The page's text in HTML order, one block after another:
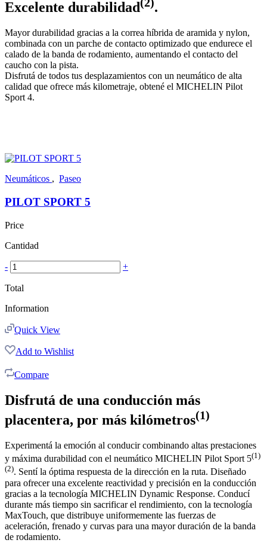
Excelente durabilidad .
Mayor durabilidad gracias a la correa híbrida de aramida y nylon,
combinada con un parche de contacto optimizado que endurece el
calado de la banda de rodamiento, aumentando el contacto del
caucho con la pista.
Disfrutá de todos tus desplazamientos con un neumático de alta
calidad que ofrece más kilometraje, obtené el MICHELIN Pilot
Sport 4.
Neumáticos , Paseo
PILOT SPORT 5
Price
Cantidad
- +
Total
Information
Quick View
Add to Wishlist
Compare
Disfrutá de una conducción más
placentera, por más kilómetros(1)
Experimentá la emoción al conducir combinando altas prestaciones
y máxima durabilidad con el neumático MICHELIN Pilot Sport 5(1)
(2). Sentí la óptima respuesta de la dirección en la ruta. Diseñado
para ofrecer una excelente reactividad y precisión en la conducción
gracias a la tecnología MICHELIN Dynamic Response. Conducí
durante más tiempo sin sacrificar el rendimiento, con la tecnología
MaxTouch, que distribuye uniformemente las fuerzas de
aceleración, frenado y curvas para una mayor duración de la banda
de rodamiento.